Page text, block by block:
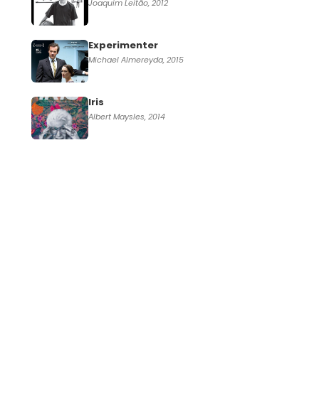
Joaquim Leitão, 2012
Experimenter
Michael Almereyda, 2015
Iris
Albert Maysles, 2014